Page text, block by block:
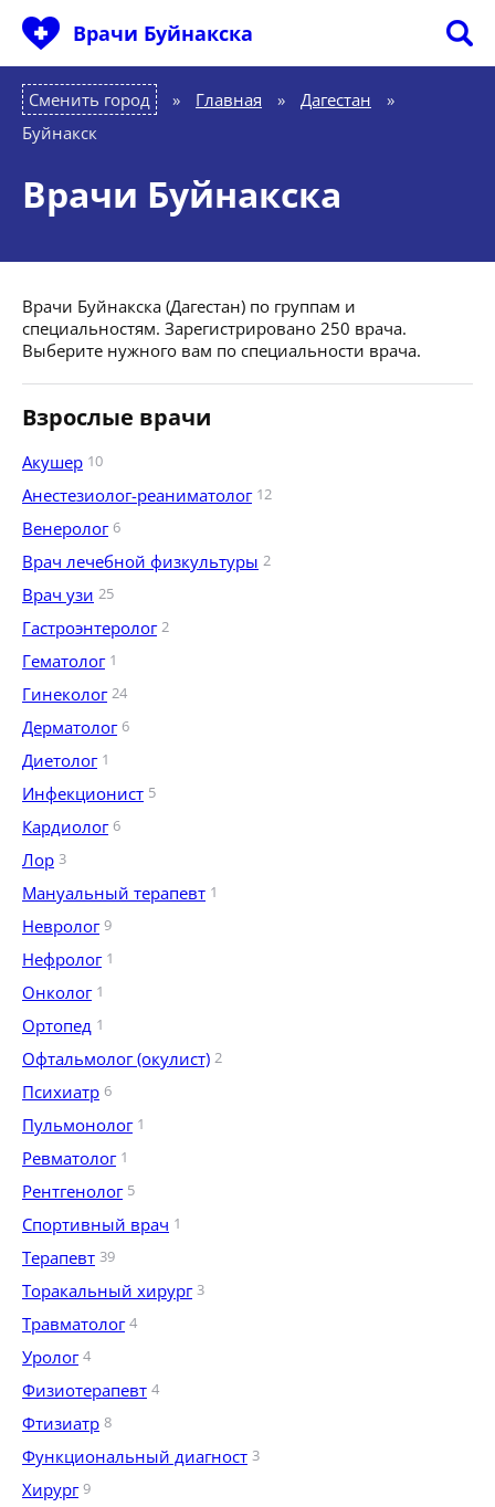
Врачи Буйнакска
Сменить город Главная » Дагестан
»
Буйнакск
Врачи Буйнакска
Врачи Буйнакска (Дагестан) по группам и
специальностям. Зарегистрировано 250 врача.
Выберите нужного вам по специальности врача.
Взрослые врачи
Акушер 10
Анестезиолог-реаниматолог 12
Венеролог 6
Врач лечебной физкультуры 2
Врач узи 25
Гастроэнтеролог 2
Гематолог 1
Гинеколог 24
Дерматолог 6
Диетолог 1
Инфекционист 5
Кардиолог 6
Лор 3
Мануальный терапевт 1
Невролог 9
Нефролог 1
Онколог 1
Ортопед 1
Офтальмолог (окулист) 2
Психиатр 6
Пульмонолог 1
Ревматолог 1
Рентгенолог 5
Спортивный врач 1
Терапевт 39
Торакальный хирург 3
Травматолог 4
Уролог 4
Физиотерапевт 4
Фтизиатр 8
Функциональный диагност 3
Хирург 9